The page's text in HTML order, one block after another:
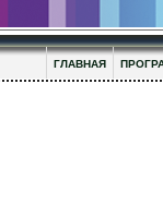
ГЛАВНАЯ